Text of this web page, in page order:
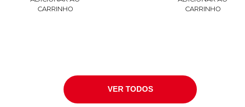
CARRINHO
CARRINHO
VER TODOS